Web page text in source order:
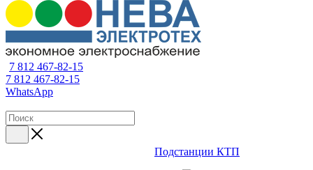
7 812 467-82-15
7 812 467-82-15
WhatsApp
Подстанции КТП